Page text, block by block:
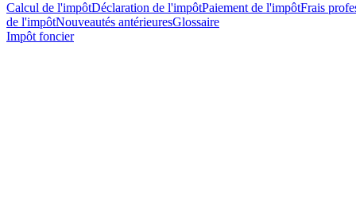
Calcul de l'impôtDéclaration de l'impôtPaiement de l'impôtFrais
de l'impôtNouveautés antérieuresGlossaire
Impôt foncier